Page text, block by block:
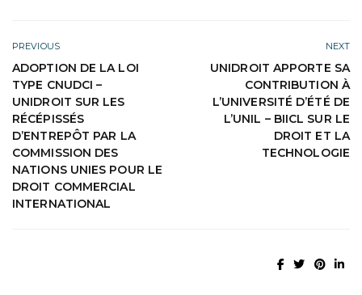
PREVIOUS
ADOPTION DE LA LOI
TYPE CNUDCI –
UNIDROIT SUR LES
RÉCÉPISSÉS
D’ENTREPÔT PAR LA
COMMISSION DES
NATIONS UNIES POUR LE
DROIT COMMERCIAL
INTERNATIONAL
NEXT
UNIDROIT APPORTE SA
CONTRIBUTION À
L’UNIVERSITÉ D’ÉTÉ DE
L’UNIL – BIICL SUR LE
DROIT ET LA
TECHNOLOGIE